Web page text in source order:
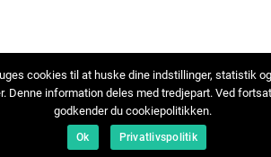
cookies til at huske dine indstillinger, statistik
Denne information deles med tredjepart. Ved
godkender du cookiepolitikken.
Ok Privatlivspolitik